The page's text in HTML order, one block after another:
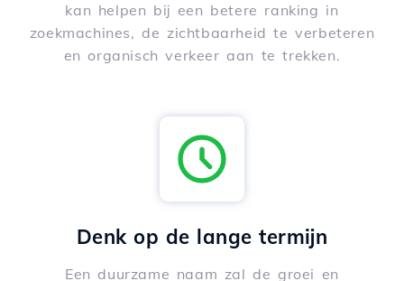
kan helpen bij een betere ranking in
zoekmachines, de zichtbaarheid te verbeteren
en organisch verkeer aan te trekken.
Denk op de lange termijn
Een duurzame naam zal de groei en